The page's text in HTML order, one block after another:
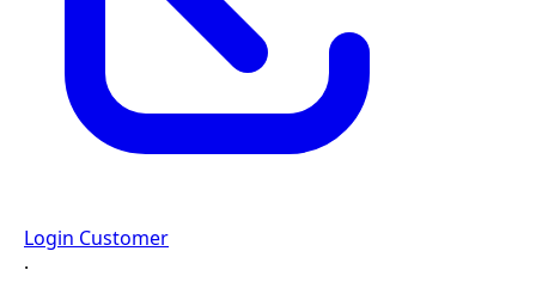
Login Customer
·